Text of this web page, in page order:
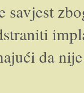
savjest
da